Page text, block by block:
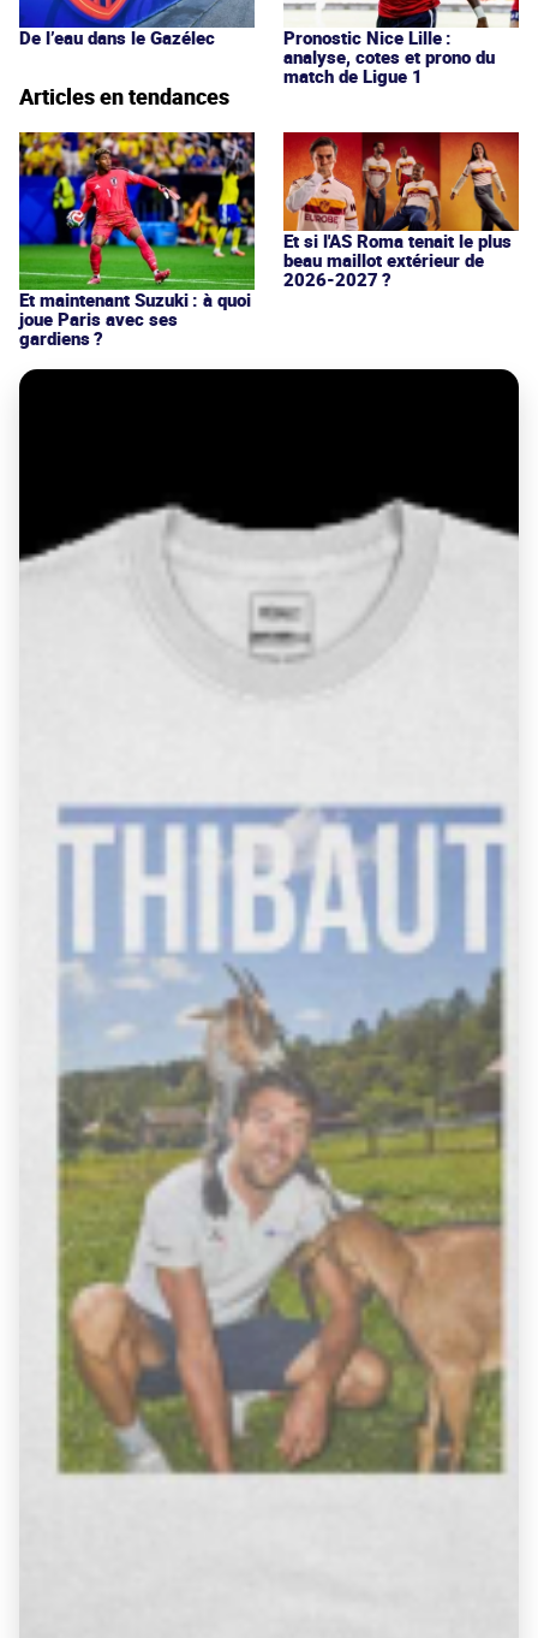
De l’eau dans le Gazélec
Pronostic Nice Lille :
analyse, cotes et prono du
match de Ligue 1
Articles en tendances
Et maintenant Suzuki : à quoi
joue Paris avec ses
gardiens ?
Et si l'AS Roma tenait le plus
beau maillot extérieur de
2026-2027 ?